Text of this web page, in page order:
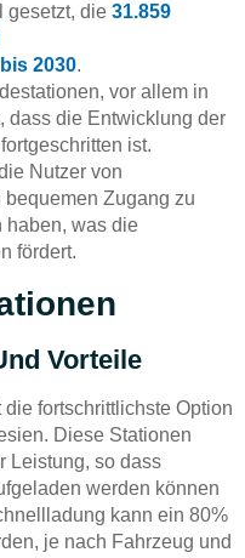
gesetzt, die 31.859
2030.
vor allem in
dass die Entwicklung der
ist.
Nutzer von
Zugang zu
haben, was die
fördert.
Vorteile
fortschrittlichste Option
Diese Stationen
Leistung, so dass
werden können
kann ein 80%
je nach Fahrzeug und